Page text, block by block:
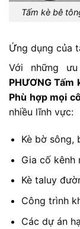
Tấm kè bê
Ứng dụng của
Với những
PHƯƠNG
Phù hợp mọi
nhiều lĩnh vực:
Kè bờ sông,
Gia cố kênh
Kè taluy
Công trình
Các dự án